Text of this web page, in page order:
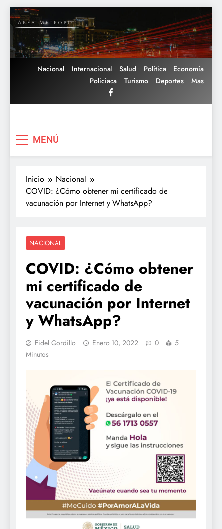
Saltar
al
contenido
Nacional Internacional Salud Política
Economía
Policiaca
Turismo Deportes Mas
MENÚ
Inicio
Nacional
COVID: ¿Cómo obtener mi certificado de
vacunación por Internet y WhatsApp?
NACIONAL
COVID: ¿Cómo obtener
mi certificado de
vacunación por Internet
y WhatsApp?
Fidel Gordillo Enero 10, 2022 0
5
Minutos